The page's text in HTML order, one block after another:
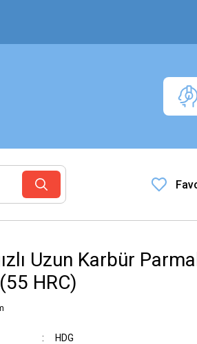
Uzun Karbür
HRC)
HDG